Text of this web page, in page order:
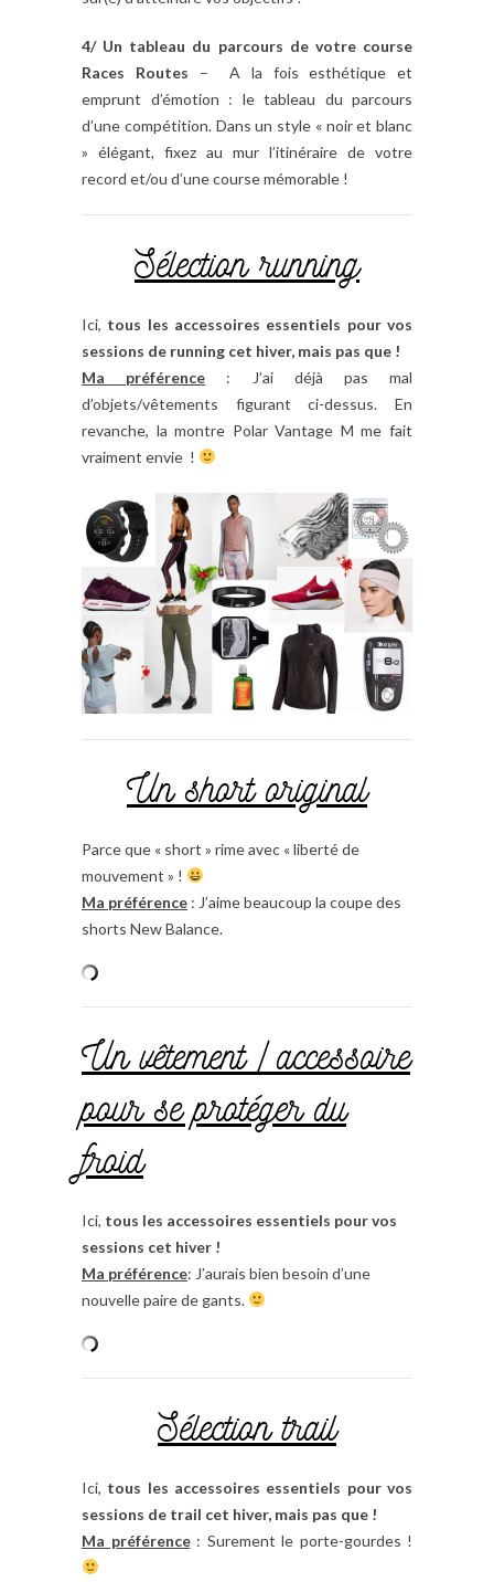
4/ Un tableau du parcours de votre course
Races Routes – A la fois esthétique et
emprunt d’émotion : le tableau du parcours
d’une compétition. Dans un style « noir et blanc
» élégant, fixez au mur l’itinéraire de votre
record et/ou d’une course mémorable !
Sélection running
Ici, tous les accessoires essentiels pour vos
sessions de running cet hiver, mais pas que !
Ma préférence : J’ai déjà pas mal
d’objets/vêtements figurant ci-dessus. En
revanche, la montre Polar Vantage M me fait
vraiment envie !
Un short original
Parce que « short » rime avec « liberté de
mouvement » !
Ma préférence : J’aime beaucoup la coupe des
shorts New Balance.
Un vêtement / accessoire
pour se protéger du
froid
Ici, tous les accessoires essentiels pour vos
sessions cet hiver !
Ma préférence: J’aurais bien besoin d’une
nouvelle paire de gants.
Sélection trail
Ici, tous les accessoires essentiels pour vos
sessions de trail cet hiver, mais pas que !
Ma préférence: Surement le porte-gourdes !